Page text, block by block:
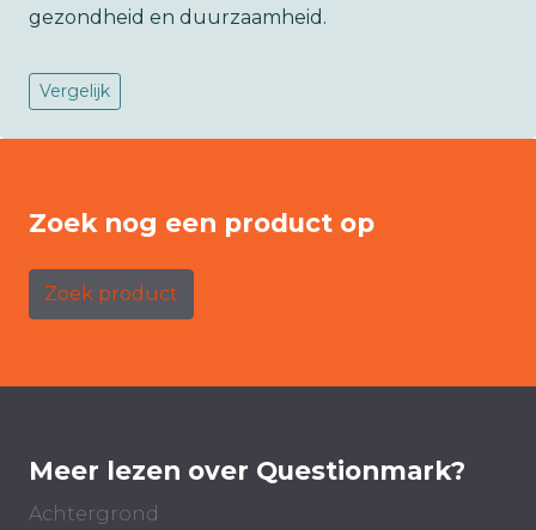
gezondheid en duurzaamheid.
Vergelijk
Zoek nog een product op
Zoek product
Meer lezen over Questionmark?
Achtergrond